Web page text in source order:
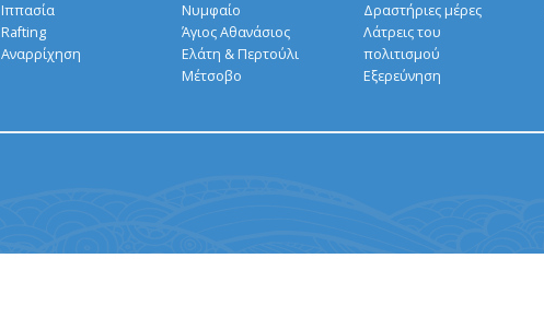
Ιππασία
Rafting
Αναρρίχηση
Νυμφαίο
Άγιος Αθανάσιος
Ελάτη & Περτούλι
Μέτσοβο
Δραστήριες μέρες
Λάτρεις του
πολιτισμού
Εξερεύνηση